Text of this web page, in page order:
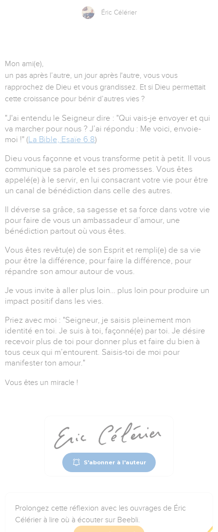
Éric Célérier
Mon ami(e),
un pas après l’autre, un jour après l'autre, vous vous
rapprochez de Dieu et vous grandissez. Et si Dieu permettait
cette croissance pour bénir d’autres vies ?
"J'ai entendu le Seigneur dire : "Qui vais-je envoyer et qui
va marcher pour nous ? J’ai répondu : Me voici, envoie-
moi !" (La Bible, Esaïe 6.8)
Dieu vous façonne et vous transforme petit à petit. Il vous
communique sa parole et ses promesses. Vous êtes
appelé(e) à le servir, en lui consacrant votre vie pour être
un canal de bénédiction dans celle des autres.
Il déverse sa grâce, sa sagesse et sa force dans votre vie
pour faire de vous un ambassadeur d’amour, une
bénédiction partout où vous êtes.
Vous êtes revêtu(e) de son Esprit et rempli(e) de sa vie
pour être la différence, pour faire la différence, pour
répandre son amour autour de vous.
Je vous invite à aller plus loin… plus loin pour produire un
impact positif dans les vies.
Priez avec moi : "Seigneur, je saisis pleinement mon
identité en toi. Je suis à toi, façonné(e) par toi. Je désire
recevoir plus de toi pour donner plus et faire du bien à
tous ceux qui m’entourent. Saisis-toi de moi pour
manifester ton amour."
Vous êtes un miracle !
S'abonner à l'auteur
Prolongez cette réflexion avec les ouvrages de Éric
Célérier à lire où à écouter sur Beebli.